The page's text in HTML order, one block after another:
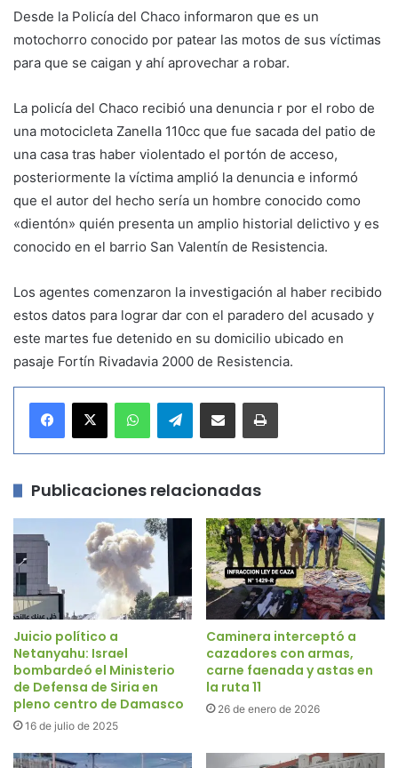
Desde la Policía del Chaco informaron que es un
motochorro conocido por patear las motos de sus víctimas
para que se caigan y ahí aprovechar a robar.
La policía del Chaco recibió una denuncia r por el robo de
una motocicleta Zanella 110cc que fue sacada del patio de
una casa tras haber violentado el portón de acceso,
posteriormente la víctima amplió la denuncia e informó
que el autor del hecho sería un hombre conocido como
«dientón» quién presenta un amplio historial delictivo y es
conocido en el barrio San Valentín de Resistencia.
Los agentes comenzaron la investigación al haber recibido
estos datos para lograr dar con el paradero del acusado y
este martes fue detenido en su domicilio ubicado en
pasaje Fortín Rivadavia 2000 de Resistencia.
Telegram
Publicaciones relacionadas
Juicio político a
Netanyahu: Israel
bombardeó el Ministerio
de Defensa de Siria en
pleno centro de Damasco
16 de julio de 2025
Caminera interceptó a
cazadores con armas,
carne faenada y astas en
la ruta 11
26 de enero de 2026